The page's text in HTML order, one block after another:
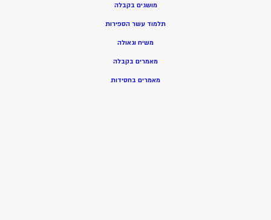
מושגים בקבלה
תלמוד עשר הספירות
משיח וגאולה
מאמרים בקבלה
מאמרים בחסידות